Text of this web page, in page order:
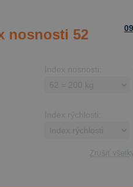
nosnosti 52
Index nosnosti:
Index rýchlosti:
Zrušiť